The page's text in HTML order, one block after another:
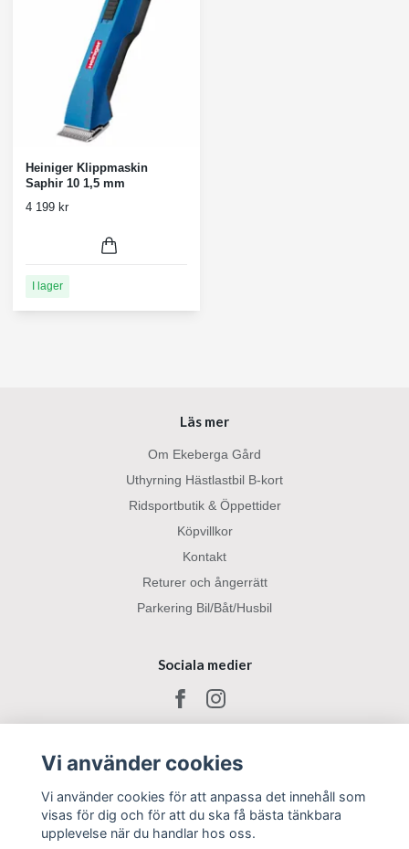
Heiniger Klippmaskin
Saphir 10 1,5 mm
4 199 kr
I lager
Läs mer
Om Ekeberga Gård
Uthyrning Hästlastbil B-kort
Ridsportbutik & Öppettider
Köpvillkor
Kontakt
Returer och ångerrätt
Parkering Bil/Båt/Husbil
Sociala medier
Vi använder cookies
Vi använder cookies för att anpassa det innehåll som
visas för dig och för att du ska få bästa tänkbara
upplevelse när du handlar hos oss.